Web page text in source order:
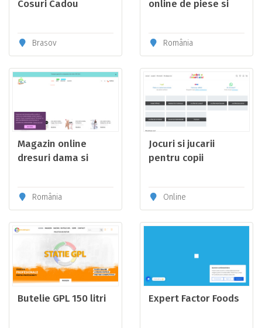
Cosuri Cadou
mesaj video
Brasov
online de piese si
România
Magazin online
dresuri dama si
România
Jocuri si jucarii
pentru copii
Online
Butelie GPL 150 litri Expert Factor Foods